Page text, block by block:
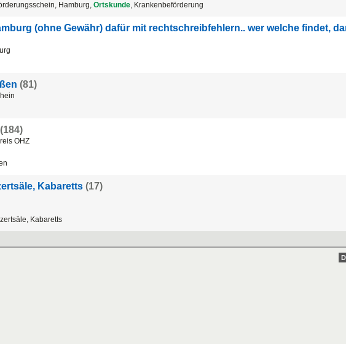
Hamburg, Ortskunde, Krankenbeförderung
(ohne Gewähr) dafür mit rechtschreibfehlern.. wer welche findet,
(81)
(184)
OHZ
Kabaretts (17)
Kabaretts